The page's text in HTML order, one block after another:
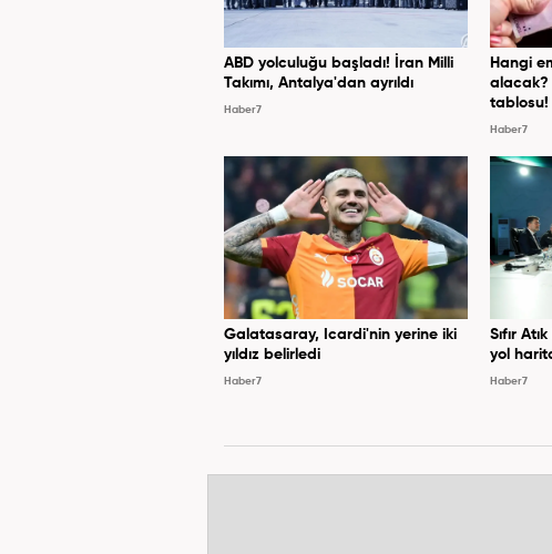
ABD yolculuğu başladı! İran Milli
Takımı, Antalya'dan ayrıldı
Haber7
Hangi
alacak?
tablosu!
Haber7
Galatasaray, Icardi'nin yerine iki
yıldız belirledi
Haber7
Sıfır
yol
Haber7